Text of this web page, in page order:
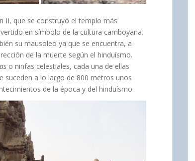
II, que se construyó el templo más
en símbolo de la cultura camboyana.
su mausoleo ya que se encuentra, a
de la muerte según el hinduísmo.
o ninfas celestiales, cada una de ellas
suceden a lo largo de 800 metros unos
de la época y del hinduísmo.